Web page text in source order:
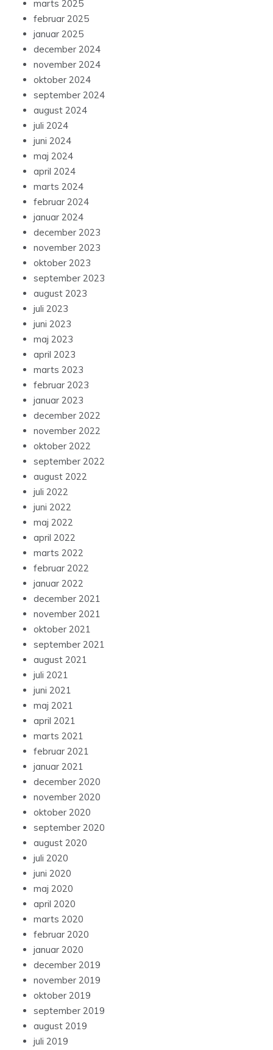
marts 2025
februar 2025
januar 2025
december 2024
november 2024
oktober 2024
september 2024
august 2024
juli 2024
juni 2024
maj 2024
april 2024
marts 2024
februar 2024
januar 2024
december 2023
november 2023
oktober 2023
september 2023
august 2023
juli 2023
juni 2023
maj 2023
april 2023
marts 2023
februar 2023
januar 2023
december 2022
november 2022
oktober 2022
september 2022
august 2022
juli 2022
juni 2022
maj 2022
april 2022
marts 2022
februar 2022
januar 2022
december 2021
november 2021
oktober 2021
september 2021
august 2021
juli 2021
juni 2021
maj 2021
april 2021
marts 2021
februar 2021
januar 2021
december 2020
november 2020
oktober 2020
september 2020
august 2020
juli 2020
juni 2020
maj 2020
april 2020
marts 2020
februar 2020
januar 2020
december 2019
november 2019
oktober 2019
september 2019
august 2019
juli 2019